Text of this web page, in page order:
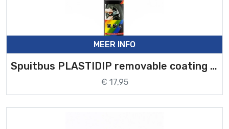
MEER INFO
Spuitbus PLASTIDIP removable coating Motip
€ 17,95